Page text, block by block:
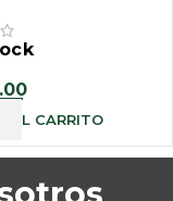
AL CARRITO